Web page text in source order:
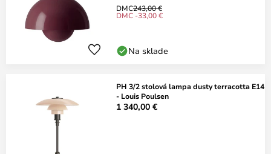
DMC243,00 €
DMC -33,00 €
Na sklade
PH 3/2 stolová lampa dusty terracotta E14
- Louis Poulsen
1 340,00 €